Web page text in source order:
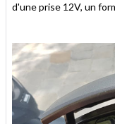
d'une prise 12V, un